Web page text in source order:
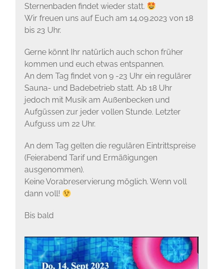
Sternenbaden findet wieder statt.
Wir freuen uns auf Euch am 14.09.2023 von 18
bis 23 Uhr.
Gerne könnt Ihr natürlich auch schon früher
kommen und euch etwas entspannen.
An dem Tag findet von 9 -23 Uhr ein regulärer
Sauna- und Badebetrieb statt. Ab 18 Uhr
jedoch mit Musik am Außenbecken und
Aufgüssen zur jeder vollen Stunde. Letzter
Aufguss um 22 Uhr.
An dem Tag gelten die regulären Eintrittspreise
(Feierabend Tarif und Ermäßigungen
ausgenommen).
Keine Vorabreservierung möglich. Wenn voll
dann voll!
Bis bald